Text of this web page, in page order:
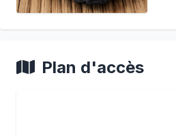
Plan d'accès